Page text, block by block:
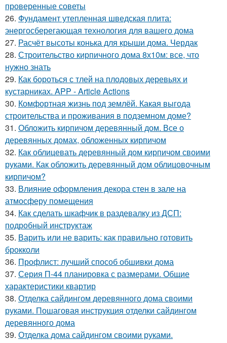
проверенные советы
26. Фундамент утепленная шведская плита:
энергосберегающая технология для вашего дома
27. Расчёт высоты конька для крыши дома. Чердак
28. Строительство кирпичного дома 8х10м: все, что
нужно знать
29. Как бороться с тлей на плодовых деревьях и
кустарниках. APP - Article Actions
30. Комфортная жизнь под землёй. Какая выгода
строительства и проживания в подземном доме?
31. Обложить кирпичом деревянный дом. Все о
деревянных домах, обложенных кирпичом
32. Как облицевать деревянный дом кирпичом своими
руками. Как обложить деревянный дом облицовочным
кирпичом?
33. Влияние оформления декора стен в зале на
атмосферу помещения
34. Как сделать шкафчик в раздевалку из ДСП:
подробный инструктаж
35. Варить или не варить: как правильно готовить
брокколи
36. Профлист: лучший способ обшивки дома
37. Серия П-44 планировка с размерами. Общие
характеристики квартир
38. Отделка сайдингом деревянного дома своими
руками. Пошаговая инструкция отделки сайдингом
деревянного дома
39. Отделка дома сайдингом своими руками.